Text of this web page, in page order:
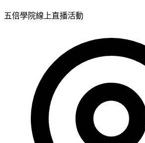
五倍學院線上直播活動